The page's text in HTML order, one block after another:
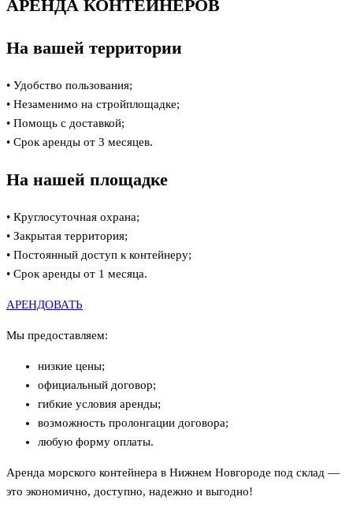
АРЕНДА КОНТЕЙНЕРОВ
На вашей территории
• Удобство пользования;
• Незаменимо на стройплощадке;
• Помощь с доставкой;
• Срок аренды от 3 месяцев.
На нашей площадке
• Круглосуточная охрана;
• Закрытая территория;
• Постоянный доступ к контейнеру;
• Срок аренды от 1 месяца.
АРЕНДОВАТЬ
Мы предоставляем:
низкие цены;
официальный договор;
гибкие условия аренды;
возможность пролонгации договора;
любую форму оплаты.
Аренда морского контейнера в Нижнем Новгороде под склад —
это экономично, доступно, надежно и выгодно!